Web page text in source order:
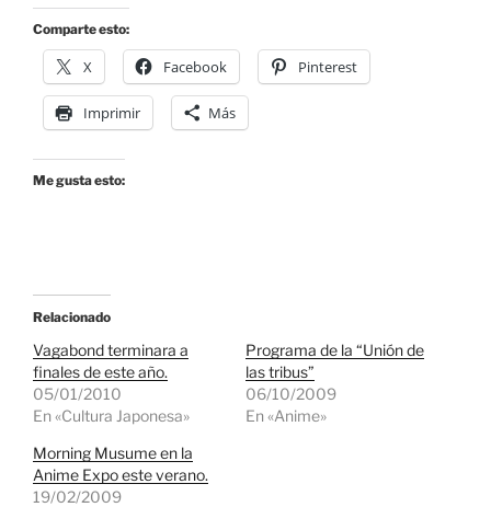
Comparte esto:
X Facebook Pinterest
Imprimir Más
Me gusta esto:
Relacionado
Vagabond terminara a
finales de este año.
05/01/2010
En «Cultura Japonesa»
Programa de la “Unión de
las tribus”
06/10/2009
En «Anime»
Morning Musume en la
Anime Expo este verano.
19/02/2009